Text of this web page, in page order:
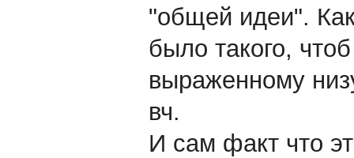
"общей идеи".
было такого,
выраженному
вч.
И сам факт что